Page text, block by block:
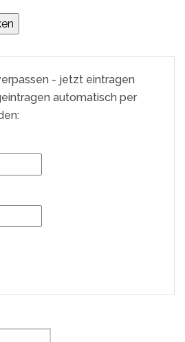
- jetzt eintragen
automatisch per